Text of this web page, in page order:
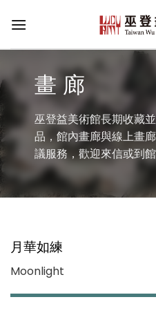
畫 廊
巫登益美術館長期收藏
品，館內畫廊與線上畫
議服務，歡迎來信或到館
月華如練
Moonlight